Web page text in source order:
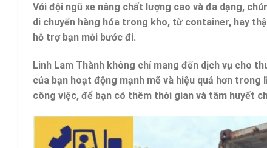
Với đội ngũ xe nâng chất lượng cao và đa dạng,
di chuyển hàng hóa trong kho, từ container, hay
hỗ trợ bạn mỗi bước đi.
Linh Lam Thành không chỉ mang đến dịch vụ cho
của bạn hoạt động mạnh mẽ và hiệu quả hơn
công việc, để bạn có thêm thời gian và tâm huyết